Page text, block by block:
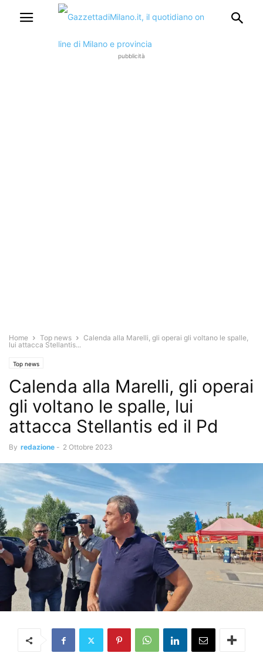
pubblicità
Home Top news
Calenda alla Marelli, gli operai gli voltano le spalle,
lui attacca Stellantis...
Top news
Calenda alla Marelli, gli operai
gli voltano le spalle, lui
attacca Stellantis ed il Pd
By redazione - 2 Ottobre 2023